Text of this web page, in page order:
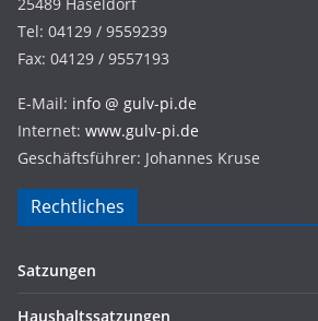
Tel: 04129 / 9559239
Fax: 04129 / 9557193
E-Mail: info @ gulv-pi.de
Internet: www.gulv-pi.de
Geschäftsführer: Johannes Kruse
Rechtliches
Satzungen
Haushaltssatzungen